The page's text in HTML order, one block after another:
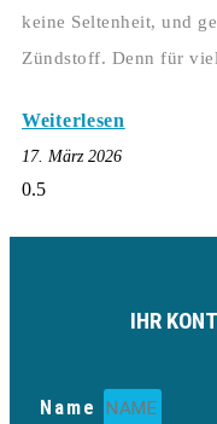
keine Seltenheit, und
Zündstoff. Denn für
Weiterlesen
17. März 2026
IHR
Name